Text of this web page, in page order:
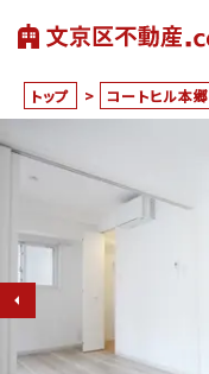
トップ > コートヒル本郷